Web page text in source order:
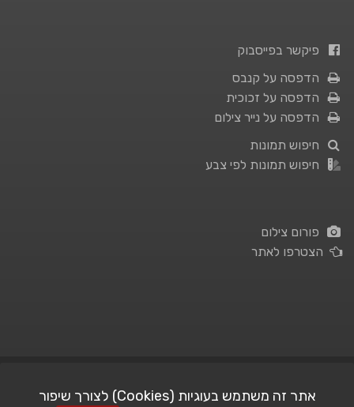
פיקשר בפייסבוק
הדפסה על קנבס
הדפסה על זכוכית
הדפסה על נייר צילום
חיפוש תמונות
חיפוש תמונות לפי צבע
פורום צילום
הצטרפו לאתר
אתר זה משתמש בעוגיות (Cookies) לצורך שיפור